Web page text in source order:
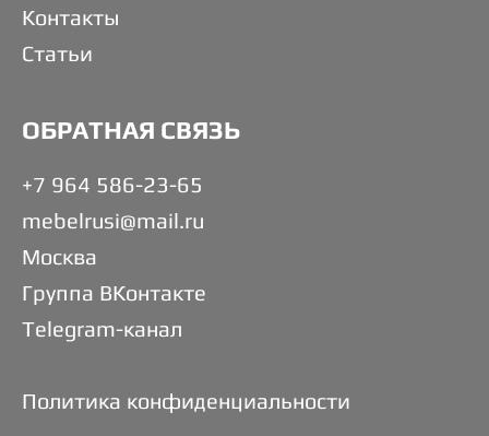
Контакты
Статьи
ОБРАТНАЯ СВЯЗЬ
+7 964 586-23-65
mebelrusi@mail.ru
Москва
Группа ВКонтакте
Telegram-канал
Политика конфиденциальности